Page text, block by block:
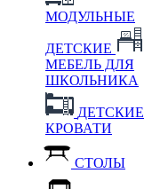
МОДУЛЬНЫЕ
ДЕТСКИЕ
МЕБЕЛЬ ДЛЯ
ШКОЛЬНИКА
ДЕТСКИЕ
КРОВАТИ
СТОЛЫ